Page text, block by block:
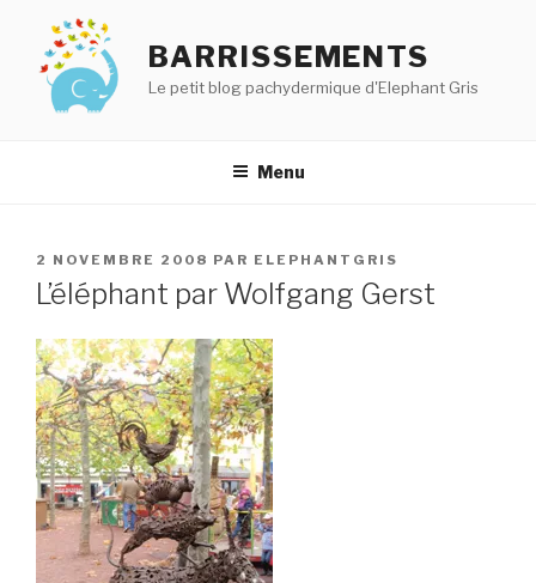
contenu
principal
BARRISSEMENTS
Le petit blog pachydermique d'Elephant Gris
Menu
PUBLIÉ
LE
2 NOVEMBRE 2008 PAR ELEPHANTGRIS
L’éléphant par Wolfgang Gerst